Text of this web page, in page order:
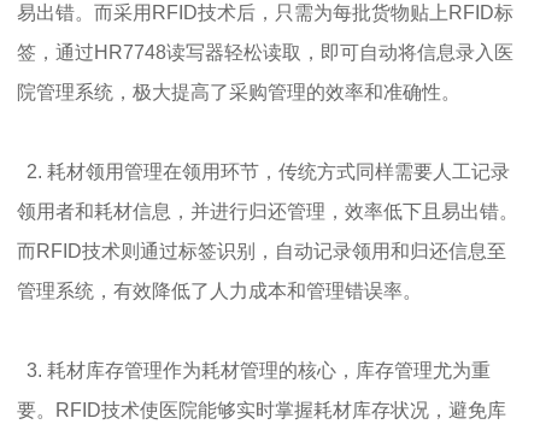
易出错。而采用RFID技术后，只需为每批货物贴上RFID标
签，通过HR7748读写器轻松读取，即可自动将信息录入医
院管理系统，极大提高了采购管理的效率和准确性。
2. 耗材领用管理在领用环节，传统方式同样需要人工记录
领用者和耗材信息，并进行归还管理，效率低下且易出错。
而RFID技术则通过标签识别，自动记录领用和归还信息至
管理系统，有效降低了人力成本和管理错误率。
3. 耗材库存管理作为耗材管理的核心，库存管理尤为重
要。RFID技术使医院能够实时掌握耗材库存状况，避免库